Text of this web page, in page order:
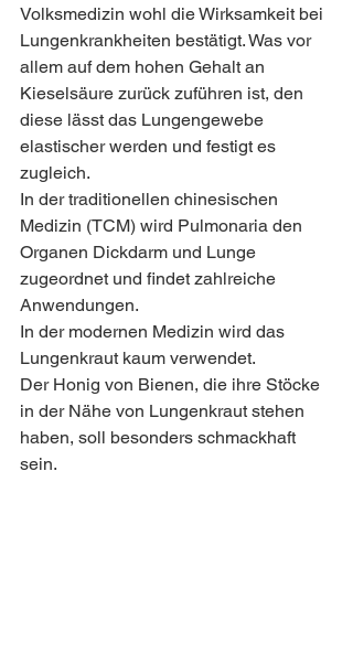
Volksmedizin wohl die Wirksamkeit bei
Lungenkrankheiten bestätigt. Was vor
allem auf dem hohen Gehalt an
Kieselsäure zurück zuführen ist, den
diese lässt das Lungengewebe
elastischer werden und festigt es
zugleich.
In der traditionellen chinesischen
Medizin (TCM) wird Pulmonaria den
Organen Dickdarm und Lunge
zugeordnet und findet zahlreiche
Anwendungen.
In der modernen Medizin wird das
Lungenkraut kaum verwendet.
Der Honig von Bienen, die ihre Stöcke
in der Nähe von Lungenkraut stehen
haben, soll besonders schmackhaft
sein.